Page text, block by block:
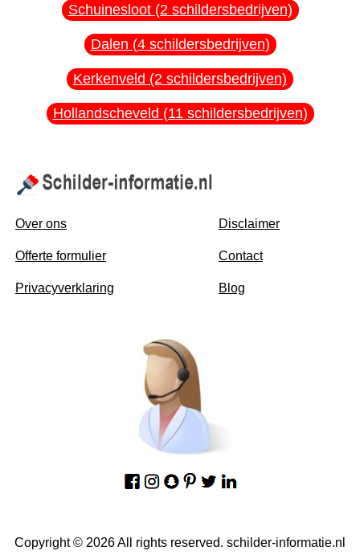
Schuinesloot (2 schildersbedrijven)
Dalen (4 schildersbedrijven)
Kerkenveld (2 schildersbedrijven)
Hollandscheveld (11 schildersbedrijven)
Over ons
Offerte formulier
Privacyverklaring
Disclaimer
Contact
Blog
Copyright © 2026 All rights reserved. schilder-informatie.nl